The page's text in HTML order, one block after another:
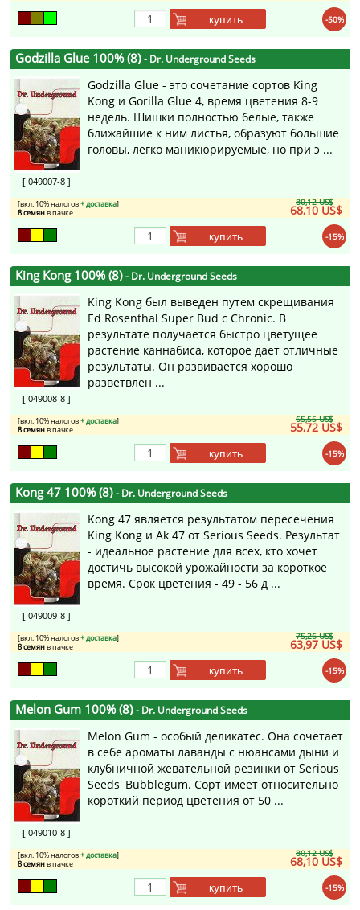
-50%
купить
Godzilla Glue 100% (8)- Dr. Underground Seeds
[ 049007-8 ]
Godzilla Glue - это сочетание сортов King
Kong и Gorilla Glue 4, время цветения 8-9
недель. Шишки полностью белые, также
ближайшие к ним листья, образуют большие
головы, легко маникюрируемые, но при э ...
80,12 US$
68,10 US$
[вкл. 10% налогов+ доставка]
8 семянв пачке
-15%
купить
King Kong 100% (8)- Dr. Underground Seeds
[ 049008-8 ]
King Kong был выведен путем скрещивания
Ed Rosenthal Super Bud с Chronic. В
результате получается быстро цветущее
растение каннабиса, которое дает отличные
результаты. Он развивается хорошо
разветвлен ...
65,55 US$
55,72 US$
[вкл. 10% налогов+ доставка]
8 семянв пачке
-15%
купить
Kong 47 100% (8)- Dr. Underground Seeds
[ 049009-8 ]
Kong 47 является результатом пересечения
King Kong и Ak 47 от Serious Seeds. Результат
- идеальное растение для всех, кто хочет
достичь высокой урожайности за короткое
время. Срок цветения - 49 - 56 д ...
75,26 US$
63,97 US$
[вкл. 10% налогов+ доставка]
8 семянв пачке
-15%
купить
Melon Gum 100% (8)- Dr. Underground Seeds
[ 049010-8 ]
Melon Gum - особый деликатес. Она сочетает
в себе ароматы лаванды с нюансами дыни и
клубничной жевательной резинки от Serious
Seeds' Bubblegum. Сорт имеет относительно
короткий период цветения от 50 ...
80,12 US$
68,10 US$
[вкл. 10% налогов+ доставка]
8 семянв пачке
-15%
купить